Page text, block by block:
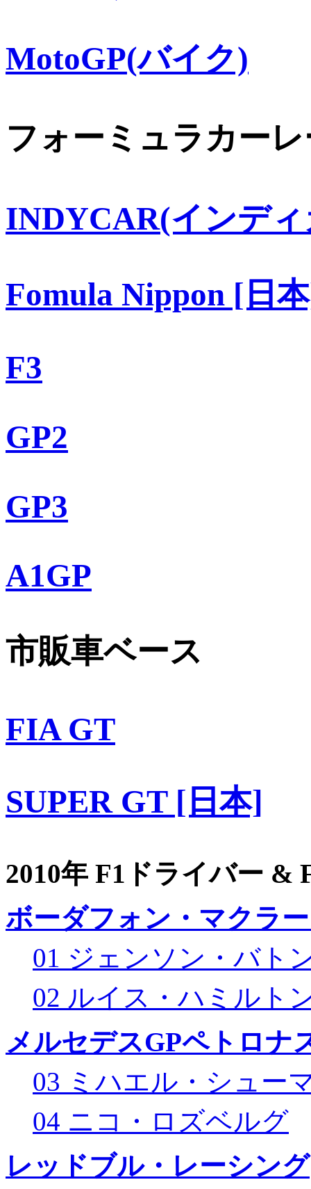
MotoGP(バイク)
フォーミュラカー
INDYCAR(インデ
Fomula Nippon [日
F3
GP2
GP3
A1GP
市販車ベース
FIA GT
SUPER GT [日本]
2010年 F1ドライバー &
ボーダフォン・マクラ
01 ジェンソン・バト
02 ルイス・ハミルト
メルセデスGPペトロナ
03 ミハエル・シュー
04 ニコ・ロズベルグ
レッドブル・レーシング